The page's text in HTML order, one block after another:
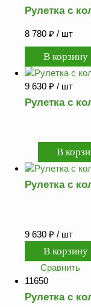
Рулетка с
8 780 ₽ / шт
9 630 ₽ / шт
Рулетка с
Рулетка с
9 630 ₽ / шт
Сравнить
11650
Рулетка с